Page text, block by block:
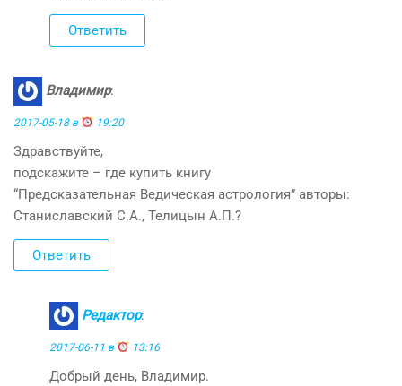
Ответить
Владимир:
2017-05-18 в 19:20
Здравствуйте,
подскажите – где купить книгу
“Предсказательная Ведическая астрология” авторы:
Станиславский С.А., Телицын А.П.?
Ответить
Редактор:
2017-06-11 в 13:16
Добрый день, Владимир.